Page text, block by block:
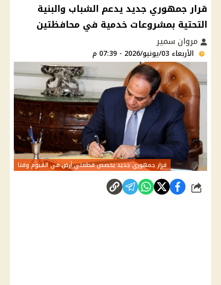
قرار جمهوري جديد يدعم الشباب والبنية
التحتية بمشروعات خدمية في محافظتين
مروان سمير
الأربعاء 03/يونيو/2026 - 07:39 م
قرار جمهوري جديد يخصص قطعتي أرض في الفيوم وقنا
شارك